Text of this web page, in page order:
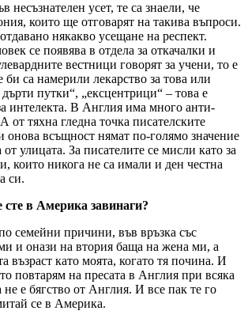
несъзнателен усет, те са знаели, че
които ще отговарят на такива въпроси.
някакво усещане на респект.
се появява в отдела за откачалки и
вестници говорят за учени, то е
би са намерили лекарство за това или
путки“, „ексцентрици“ – това е
интелекта. В Англия има много анти-
от тяхна гледна точка писателските
онова всъщност нямат по-голямо значение
улицата. За писателите се мисли като за
които никога не са имали и ден честна
си.
в Америка завинаги?
семейни причини, във връзка със
и онази на втория баща на жена ми, а
възраст като моята, когато тя почина. И
повтарям на пресата в Англия при всяка
е бягство от Англия. И все пак те го
се в Америка.